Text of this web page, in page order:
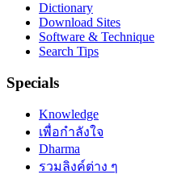
Dictionary
Download Sites
Software & Technique
Search Tips
Specials
Knowledge
เพื่อกำลังใจ
Dharma
รวมลิงค์ต่าง ๆ